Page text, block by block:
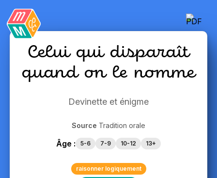
Celui qui disparaît
quand on le nomme
Devinette et énigme
Source Tradition orale
Âge : 5-6 7-9 10-12 13+
raisonner logiquement